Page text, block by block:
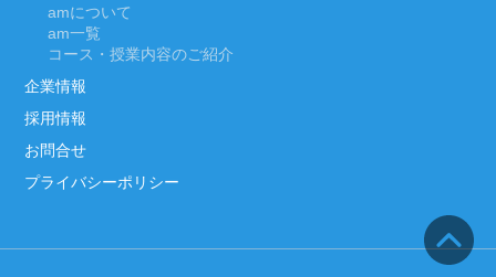
amについて
am一覧
コース・授業内容のご紹介
企業情報
採用情報
お問合せ
プライバシーポリシー